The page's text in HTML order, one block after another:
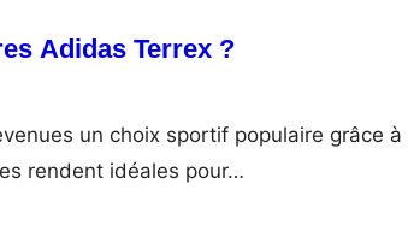
Adidas Terrex ?
un choix sportif populaire grâce à
rendent idéales pour…